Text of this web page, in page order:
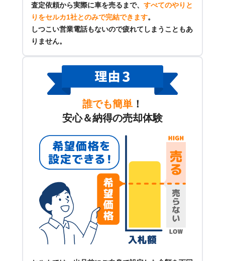
査定依頼から実際に車を売るまで、 すべてのやりと
りをセルカ1社とのみで完結できます。
しつこい営業電話もないので疲れてしまうこともあ
りません。
誰でも簡単 ！
安心＆納得の売却体験